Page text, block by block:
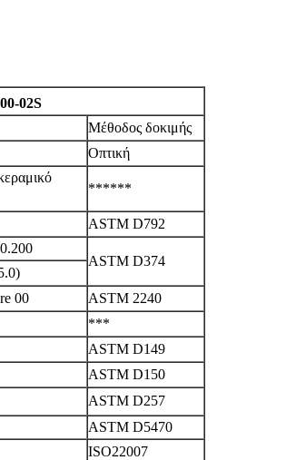
02S
Μέθοδος δοκιμής
Οπτική
******
ASTM D792
ASTM D374
00
ASTM 2240
***
ASTM D149
ASTM D150
ASTM D257
ASTM D5470
ISO22007